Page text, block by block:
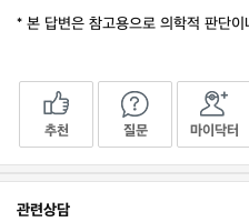
* 본 답변은 참고용으로 의학적 판단
추천 질문 마이닥터
관련상담